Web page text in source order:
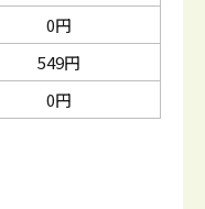
0円
549円
0円